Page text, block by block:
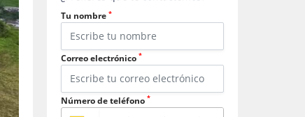
Tu nombre *
Correo electrónico *
Número de teléfono *